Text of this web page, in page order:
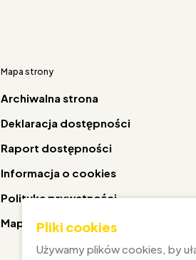
Mapa strony
Archiwalna strona
Deklaracja dostępności
Raport dostępności
Informacja o cookies
Polityka prywatności
Mapa stronyPliki cookies
Używamy plików cookies, by